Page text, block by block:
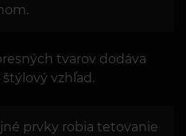
tvarov dodáva
vzhľad.
prvky robia tetovanie